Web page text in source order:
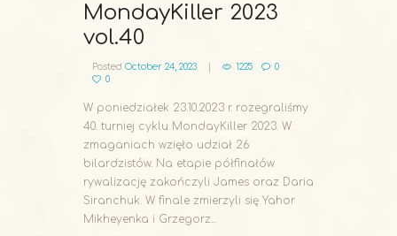
MondayKiller 2023
vol.40
Posted October 24, 2023 1225
0
0
W poniedziałek 23.10.2023 r. rozegraliśmy
40. turniej cyklu MondayKiller 2023. W
zmaganiach wzięło udział 26
bilardzistów. Na etapie półfinałów
rywalizację zakończyli James oraz Daria
Siranchuk. W finale zmierzyli się Yahor
Mikheyenka i Grzegorz...